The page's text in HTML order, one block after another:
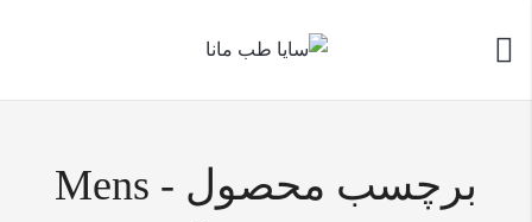
برچسب محصول - Mens